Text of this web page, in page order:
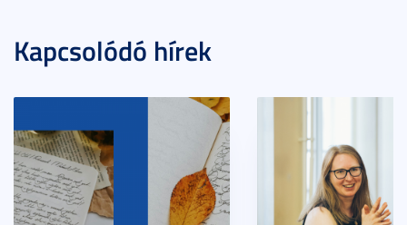
Kapcsolódó hírek